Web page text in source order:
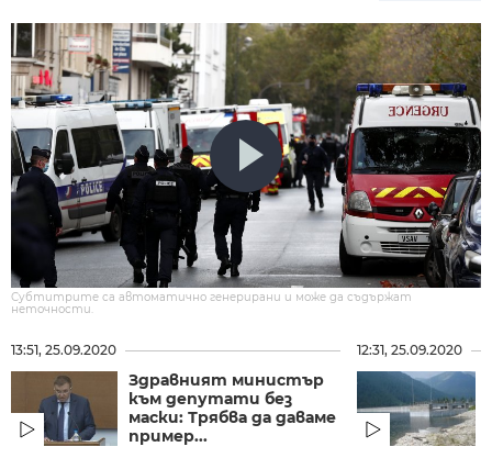
Субтитрите са автоматично генерирани и може да съдържат
неточности.
13:51, 25.09.2020
Здравният министър
към депутати без
маски: Трябва да даваме
пример...
12:31, 25.09.2020